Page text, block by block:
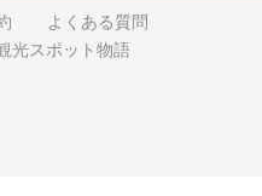
よくある質問
光スポット物語